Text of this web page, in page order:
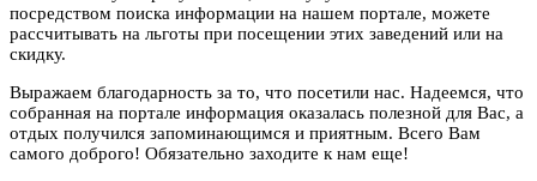
посредством поиска информации на нашем портале, можете
рассчитывать на льготы при посещении этих заведений или на
скидку.
Выражаем благодарность за то, что посетили нас. Надеемся, что
собранная на портале информация оказалась полезной для Вас, а
отдых получился запоминающимся и приятным. Всего Вам
самого доброго! Обязательно заходите к нам еще!